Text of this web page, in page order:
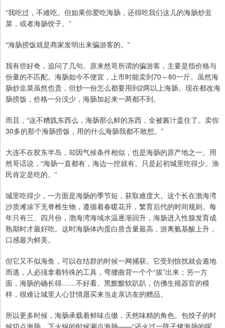
“我吃过，不难吃。但如果你爱吃海肠，还得吃我们这儿的海肠炒韭
菜，或者海肠饺子。”
“海肠捞饭就是商家发明出来骗游客的。”
我有些好奇，追问了几句。原来然哥所谓的骗游客，主要是指价格与
份量的不匹配。海肠如今不便宜，上市时能卖到70～80一斤。虽然海
肠炒韭菜虽然也贵，但炒一份怎么都要用到2两以上海肠。现在都改海
肠捞饭，价格一分没少，海肠加起来一两都不到。
而且，“这不糟践东西么，海肠那么鲜的东西，全被酱汁盖住了。卖你
30多的那个海肠捞饭，用的什么海肠我都不敢想。”
大连不在胶东半岛，却因气候条件相似，也是海肠的原产地之一。用
然哥话说，“海肠一直都有，海边一挖就有。只是起初城里吃得少。渔
民肯定是吃的。”
城里吃得少，一方面是海肠的季节短，获取难度大。这个长在渤海湾
沙质滩涂下无脊椎生物，遵循着春暖花开，繁育后代的时间规则。每
年只有三、四月份，渤海湾海域水温逐渐回升，海肠进入性腺发育成
熟期时才最好吃。这时海肠体内蛋白质含量最高，游离氨基酸上升，
口感最为鲜美。
但它又不似海鱼，可以在结群的时候一网捕获。它受到惊扰就会遁地
而逃，人必须拿着特殊的工具，弯腰曲背一个个“拔”出来；另一方
面，海肠的确长得……不好看。黑黢黢软趴趴，仿佛生殖器官的模
样，很难让城里人心甘情愿买来当走亲访友的赠品。
所以更多时候，海肠承载着鲜味点缀，天然味精的角色。包饺子的时